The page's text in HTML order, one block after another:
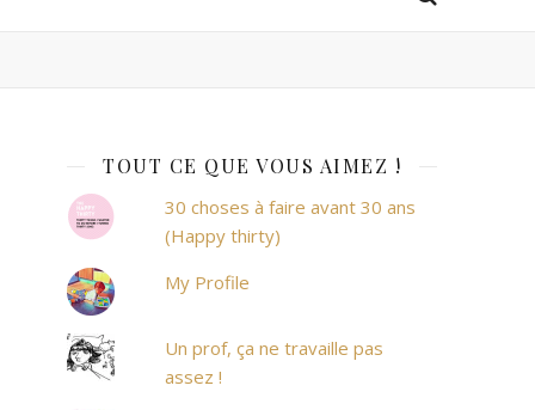
TOUT CE QUE VOUS AIMEZ !
30 choses à faire avant 30 ans
(Happy thirty)
My Profile
Un prof, ça ne travaille pas
assez !